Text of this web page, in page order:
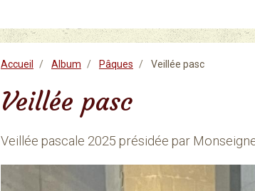
Accueil Album Pâques Veillée pasc
Veillée pasc
Veillée pascale 2025 présidée par